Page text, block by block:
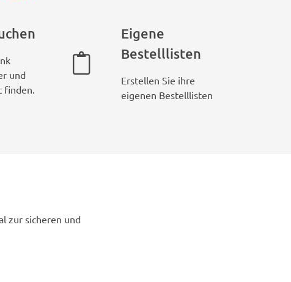
und
finden.
Eigene
Bestelllisten
Erstellen Sie ihre
eigenen Bestelllisten
zur sicheren und